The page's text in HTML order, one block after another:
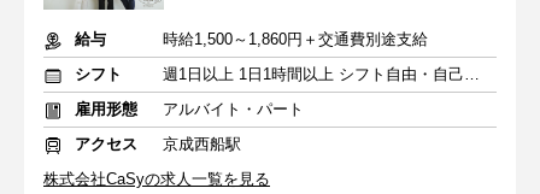
給与
時給1,500～1,860円＋交通費別途支給
シフト
週1日以上 1日1時間以上 シフト自由・自己申告
雇用形態
アルバイト・パート
アクセス
京成西船駅
株式会社CaSyの求人一覧を見る